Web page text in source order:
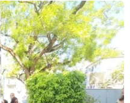
Quy định sử dụng
Hỗ trợ
TTXVN
Quảng cáo